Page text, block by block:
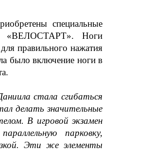
специальные
«ВЕЛОСТАРТ». Ноги
правильного нажатия
было включение ноги в
стала сгибаться
делать значительные
В игровой экзамен
парковку,
Эти же элементы